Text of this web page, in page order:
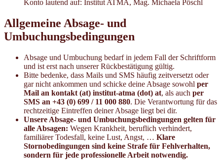
Konto lautend auf: Institut ATMA, Mag. Michaela Pöschl
Allgemeine Absage- und
Umbuchungsbedingungen
Absage und Umbuchung bedarf in jedem Fall der Schriftform
und ist erst nach unserer Rückbestätigung gültig.
Bitte bedenke, dass Mails und SMS häufig zeitversetzt oder
gar nicht ankommen und schicke deine Absage sowohl per
Mail an kontakt (at) institut-atma (dot) at, als auch per
SMS an +43 (0) 699 / 11 000 880. Die Verantwortung für das
rechtzeitige Eintreffen deiner Absage liegt bei dir.
Unsere Absage- und Umbuchungsbedingungen gelten für
alle Absagen: Wegen Krankheit, beruflich verhindert,
familiärer Todesfall, keine Lust, Angst, … Klare
Stornobedingungen sind keine Strafe für Fehlverhalten,
sondern für jede professionelle Arbeit notwendig.